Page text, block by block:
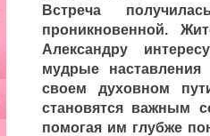
Встреча
проникновенной.
Александру
мудрые
своем духовном
становятся важным
помогая им глубже